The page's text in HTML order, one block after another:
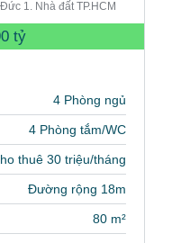
1. Nhà đất TP.HCM
tỷ
4 Phòng ngủ
4 Phòng tắm/WC
thuê 30 triệu/tháng
Đường rộng 18m
80 m²